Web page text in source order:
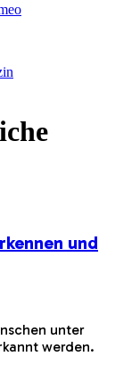
und
unter
werden.